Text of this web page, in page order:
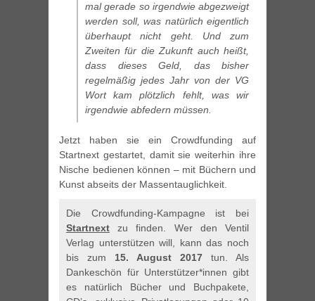
mal gerade so irgendwie abgezweigt
werden soll, was natürlich eigentlich
überhaupt nicht geht. Und zum
Zweiten für die Zukunft auch heißt,
dass dieses Geld, das bisher
regelmäßig jedes Jahr von der VG
Wort kam plötzlich fehlt, was wir
irgendwie abfedern müssen.
Jetzt haben sie ein Crowdfunding auf
Startnext gestartet, damit sie weiterhin ihre
Nische bedienen können – mit Büchern und
Kunst abseits der Massentauglichkeit.
Die Crowdfunding-Kampagne ist bei
Startnext zu finden. Wer den Ventil
Verlag unterstützen will, kann das noch
bis zum 15. August 2017 tun. Als
Dankeschön für Unterstützer*innen gibt
es natürlich Bücher und Buchpakete,